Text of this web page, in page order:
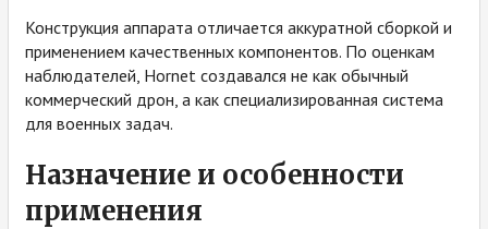
Конструкция аппарата отличается аккуратной сборкой и
применением качественных компонентов. По оценкам
наблюдателей, Hornet создавался не как обычный
коммерческий дрон, а как специализированная система
для военных задач.
Назначение и особенности
применения